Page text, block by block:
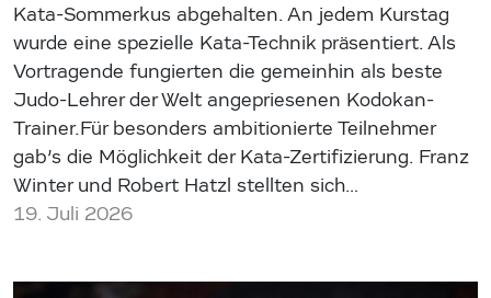
Kata-Sommerkus abgehalten. An jedem Kurstag
wurde eine spezielle Kata-Technik präsentiert. Als
Vortragende fungierten die gemeinhin als beste
Judo-Lehrer der Welt angepriesenen Kodokan-
Trainer.Für besonders ambitionierte Teilnehmer
gab’s die Möglichkeit der Kata-Zertifizierung. Franz
Winter und Robert Hatzl stellten sich…
19. Juli 2026